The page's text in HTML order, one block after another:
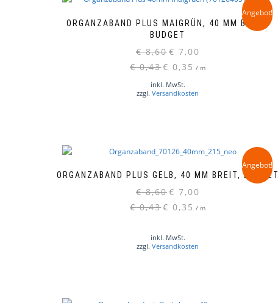
ORGANZABAND PLUS MAIGRÜN, 40 MM BREIT,
BUDGET
Angebot!
€8,60Ursprünglicher
Preis
€ 8,60
€ 7,00
€0,43€ 0,35 / m
inkl. MwSt.
zzgl.Versandkosten
ORGANZABAND PLUS GELB, 40 MM BREIT, BUDGET
Angebot!
€8,60Ursprünglicher
Preis
€ 7,00
€0,43€ 0,35 / m
inkl. MwSt.
zzgl.Versandkosten